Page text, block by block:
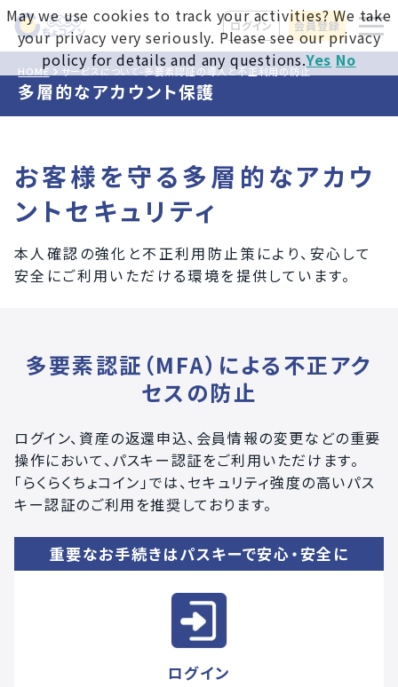
ログイン 会員登録
HOME サービスについて-多要素認証の導入と不正利用の防止
多層的なアカウント保護
お客様を守る多層的なアカウ
ントセキュリティ
本人確認の強化と不正利用防止策により、安心して
安全にご利用いただける環境を提供しています。
多要素認証（MFA）による不正アク
セスの防止
ログイン、資産の返還申込、会員情報の変更などの重要
操作において、パスキー認証をご利用いただけます。
「らくらくちょコイン」では、セキュリティ強度の高いパス
キー認証のご利用を推奨しております。
重要なお手続きはパスキーで安心・安全に
ログイン
May we use cookies to track your activities? We take
your privacy very seriously. Please see our privacy
policy for details and any questions.Yes No